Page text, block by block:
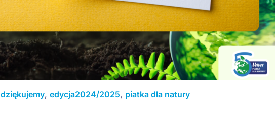
dziękujemy, edycja2024/2025, piatka dla natury